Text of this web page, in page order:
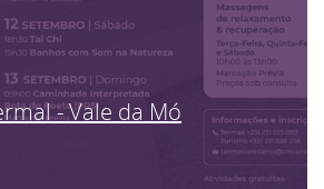
- Vale da Mó